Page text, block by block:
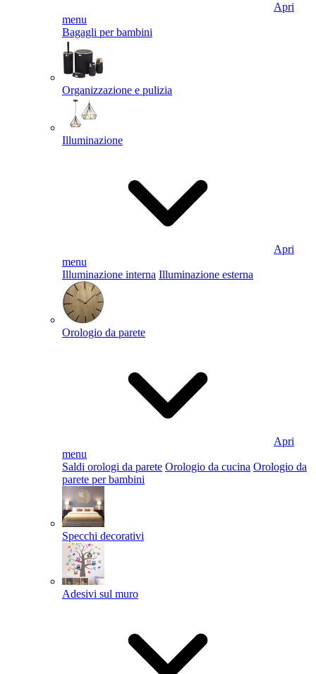
Apri
menu
Bagagli per bambini
Organizzazione e pulizia
Illuminazione
Apri
menu
Illuminazione interna Illuminazione esterna
Orologio da parete
Apri
menu
Saldi orologi da parete Orologio da cucina Orologio da
parete per bambini
Specchi decorativi
Adesivi sul muro